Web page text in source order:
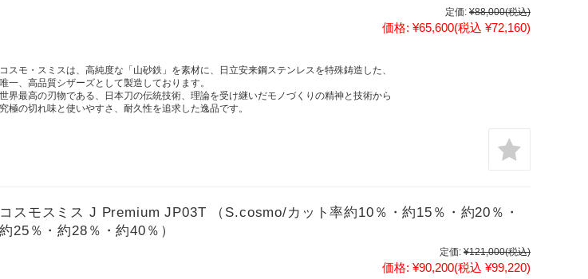
定価: ¥88,000(税込)
価格: ¥65,600(税込 ¥72,160)
コスモ・スミスは、高純度な「山砂鉄」を素材に、日立安来鋼ステンレスを特殊鋳造した、
唯一、高品質シザーズとして製造しております。
世界最高の刃物である、日本刀の伝統技術、理論を受け継いだモノづくりの精神と技術から
究極の切れ味と使いやすさ、耐久性を追求した逸品です。
コスモスミス J Premium JP03T （S.cosmo/カット率約10％・約15％・約20％・
約25％・約28％・約40％）
定価: ¥121,000(税込)
価格: ¥90,200(税込 ¥99,220)